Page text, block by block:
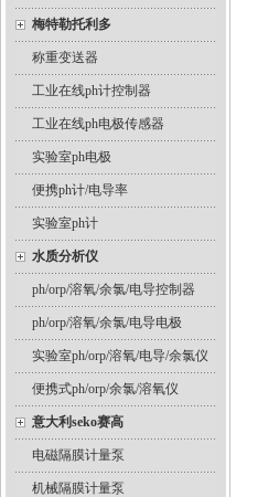
梅特勒托利多
称重变送器
工业在线ph计控制器
工业在线ph电极传感器
实验室ph电极
便携ph计/电导率
实验室ph计
水质分析仪
ph/orp/溶氧/余氯/电导控制器
ph/orp/溶氧/余氯/电导电极
实验室ph/orp/溶氧/电导/余氯仪
便携式ph/orp/余氯/溶氧仪
意大利seko赛高
电磁隔膜计量泵
机械隔膜计量泵